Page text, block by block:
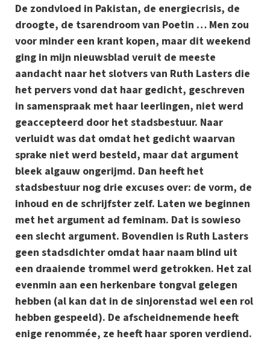
De zondvloed in Pakistan, de energiecrisis, de
droogte, de tsarendroom van Poetin … Men zou
voor minder een krant kopen, maar dit weekend
ging in mijn nieuwsblad veruit de meeste
aandacht naar het slotvers van Ruth Lasters die
het pervers vond dat haar gedicht, geschreven
in samenspraak met haar leerlingen, niet werd
geaccepteerd door het stadsbestuur. Naar
verluidt was dat omdat het gedicht waarvan
sprake niet werd besteld, maar dat argument
bleek algauw ongerijmd. Dan heeft het
stadsbestuur nog drie excuses over: de vorm, de
inhoud en de schrijfster zelf. Laten we beginnen
met het argument ad feminam. Dat is sowieso
een slecht argument. Bovendien is Ruth Lasters
geen stadsdichter omdat haar naam blind uit
een draaiende trommel werd getrokken. Het zal
evenmin aan een herkenbare tongval gelegen
hebben (al kan dat in de sinjorenstad wel een rol
hebben gespeeld). De afscheidnemende heeft
enige renommée, ze heeft haar sporen verdiend.